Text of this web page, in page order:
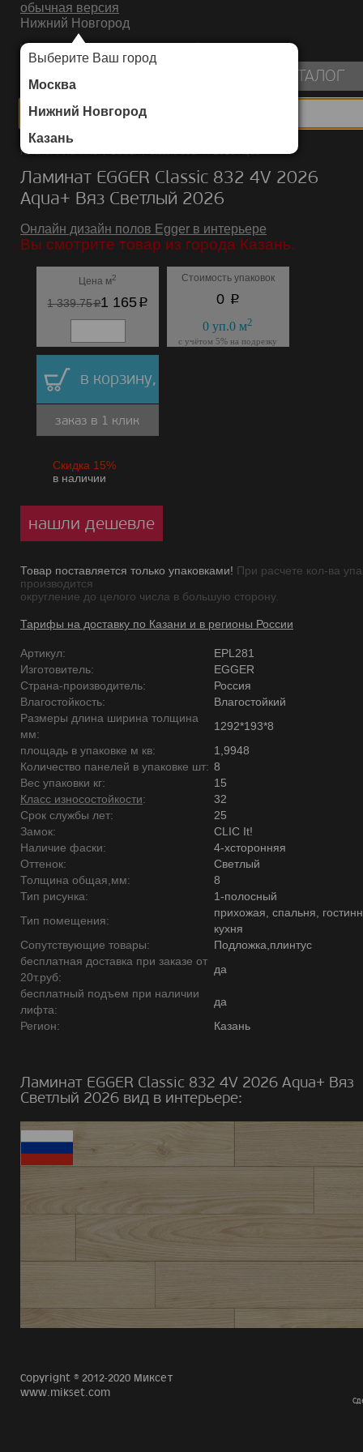
обычная версия
Нижний Новгород
Выберите Ваш город
Москва
Нижний Новгород
Казань
ИНТЕРНЕТ-МАГАЗИН НАПОЛЬНЫХ ПОКРЫТИЙ
КАТАЛОГ
Каталог/Ламинат/EGGER/Classic 832 4V 2026 Aqua+
Ламинат EGGER Classic 832 4V 2026
Aqua+ Вяз Светлый 2026
Онлайн дизайн полов Egger в интерьере
Вы смотрите товар из города Казань.
Цена м2
1 339.75p1 165p
Стоимость упаковок
0 p
0 уп.0 м2
с учётом 5% на подрезку
в корзину,
заказ в 1 клик
Скидка 15%
в наличии
нашли дешевле
Товар поставляется только упаковками! При расчете кол-ва
производится
округление до целого числа в большую сторону.
Тарифы на доставку по Казани и в регионы России
Артикул:
EPL281
Изготовитель:
EGGER
Страна-производитель:
Россия
Влагостойкость:
Влагостойкий
Размеры длина ширина толщина
мм:
1292*193*8
площадь в упаковке м кв:
1,9948
Количество панелей в упаковке шт: 8
Вес упаковки кг:
15
Класс износостойкости:
32
Срок службы лет:
25
Замок:
CLIC It!
Наличие фаски:
4-хсторонняя
Оттенок:
Светлый
Толщина общая,мм:
8
Тип рисунка:
1-полосный
Тип помещения:
прихожая, спальня,
кухня
Сопутствующие товары:
Подложка,плинтус
бесплатная доставка при заказе от
20т.руб:
да
бесплатный подъем при наличии
лифта:
да
Регион:
Казань
Ламинат EGGER Classic 832 4V 2026 Aqua+ Вяз
Светлый 2026 вид в интерьере:
Copyright © 2012-2020 Миксет
www.mikset.com